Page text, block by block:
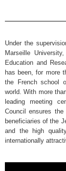
Under the
Marseille
Education and
has been, for more
the French school
world. With more
leading meeting
Council ensures
beneficiaries of the
and the high
internationally